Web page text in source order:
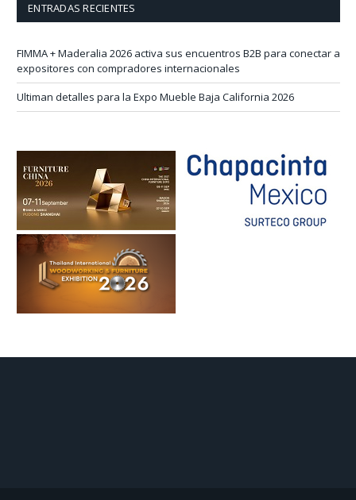
ENTRADAS RECIENTES
FIMMA + Maderalia 2026 activa sus encuentros B2B para conectar a
expositores con compradores internacionales
Ultiman detalles para la Expo Mueble Baja California 2026